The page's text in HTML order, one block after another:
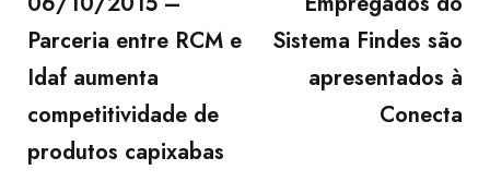
Parceria entre RCM e
Idaf aumenta
competitividade de
produtos capixabas
Sistema Findes são
apresentados à
Conecta